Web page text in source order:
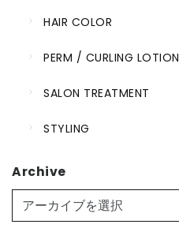
HAIR COLOR
PERM / CURLING LOTION
SALON TREATMENT
STYLING
Archive